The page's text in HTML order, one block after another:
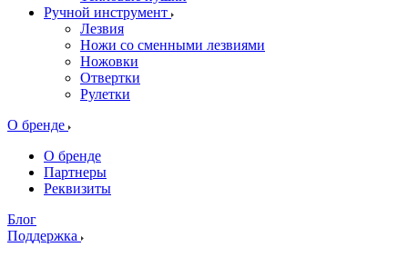
Ручной инструмент
Лезвия
Ножи со сменными лезвиями
Ножовки
Отвертки
Рулетки
О бренде
О бренде
Партнеры
Реквизиты
Блог
Поддержка